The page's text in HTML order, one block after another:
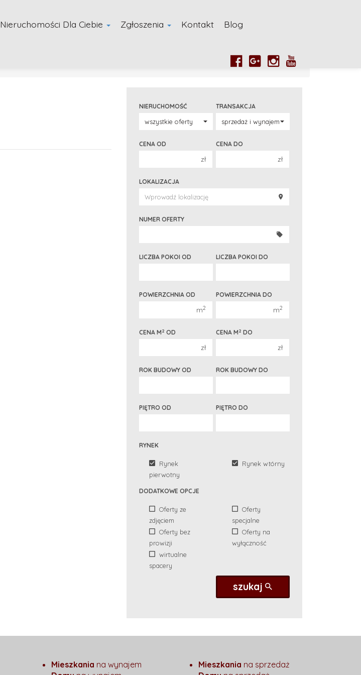
Nieruchomości Dla Ciebie Zgłoszenia Kontakt Blog
NIERUCHOMOŚĆ TRANSAKCJA
CENA OD
zł
250 000 zł
300 000 zł
CENA DO
zł
LOKALIZACJA
NUMER OFERTY
LICZBA POKOI OD
4 pokoje
LICZBA POKOI DO
4 pokoje
POWIERZCHNIA OD
m2
POWIERZCHNIA DO
m2
CENA M2 OD
zł
CENA M2 DO
zł
ROK BUDOWY OD ROK BUDOWY DO
PIĘTRO OD PIĘTRO DO
RYNEK
Rynek
pierwotny
Rynek wtórny
DODATKOWE OPCJE
Oferty ze
zdjęciem
Oferty
specjalne
Oferty bez
prowizji
Oferty na
wyłączność
wirtualne
spacery
szukaj
Mieszkania na wynajem
Mieszkania na sprzedaż